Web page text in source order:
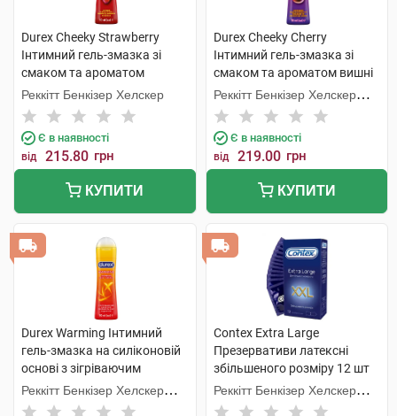
Durex Cheeky Strawberry
Інтимний гель-змазка зі
смаком та ароматом
полуниці 50 мл 1 флакон
Реккітт Бенкізер Хелскер
Є в наявності
від 215.80 грн
КУПИТИ
Durex Cheeky Cherry
Інтимний гель-змазка зі
смаком та ароматом вишні
50 мл 1 флакон
Реккітт Бенкізер Хелскер
Мануфектурінг
Є в наявності
від 219.00 грн
КУПИТИ
Durex Warming Інтимний
гель-змазка на силіконовій
основі з зігріваючим
ефектом 50 мл 1 флакон
Реккітт Бенкізер Хелскер
Мануфектурінг
Contex Extra Large
Презервативи латексні
збільшеного розміру 12 шт
Реккітт Бенкізер Хелскер
Мануфектурінг